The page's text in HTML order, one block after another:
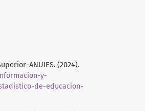
ANUIES. (2024).
y-
de-educacion-